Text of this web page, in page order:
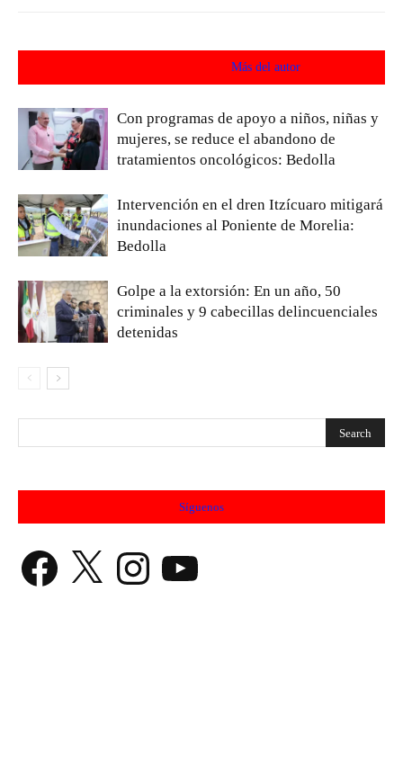
Más del autor
Con programas de apoyo a niños, niñas y
mujeres, se reduce el abandono de
tratamientos oncológicos: Bedolla
Intervención en el dren Itzícuaro mitigará
inundaciones al Poniente de Morelia:
Bedolla
Golpe a la extorsión: En un año, 50
criminales y 9 cabecillas delincuenciales
detenidas
Síguenos
Facebook X Instagram